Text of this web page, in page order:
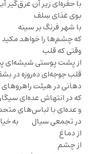
با حفره‌ای زیر آن عرق‌گیر
بوی غذای سِلف
با شهر فرنگ بر سینه
که چشم‌ها را خواهد مکید
وقتی که قلب
از پشت پوستی شیشه‌ای
قلب جوجه‌ای ده‌روزه در
دهانی در هیئت راهروهای
که در انتهاش عده‌ای
و عده‌ای با لباس‌های
در تجمعی سیال ‌ ‌ ‌‌‌‌ ‌‌‌ ‌ ‌ ‌ ‌‌‌‌ ‌‌به
از دماغ
از چشم